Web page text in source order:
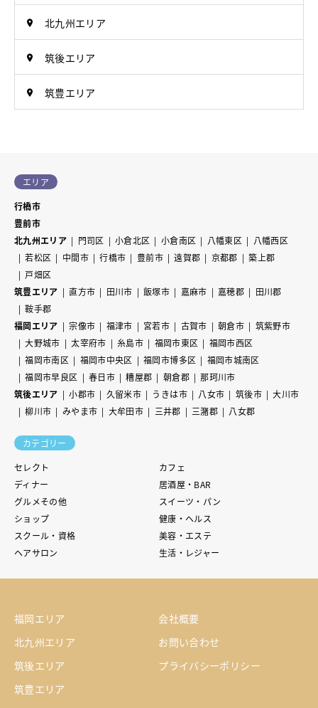
北九州エリア
筑後エリア
筑豊エリア
エリア
行橋市
豊前市
北九州エリア
門司区 小倉北区 小倉南区 八幡東区
八幡西区
若松区
中間市 行橋市 豊前市 遠賀郡 京都郡
築上郡
戸畑区
筑豊エリア
直方市 田川市 飯塚市 嘉麻市 嘉穂郡
田川郡
鞍手郡
福岡エリア
宗像市 福津市 宮若市 古賀市 朝倉市
筑紫野市
大野城市
太宰府市 糸島市 福岡市東区
福岡市西区
福岡市南区
福岡市中央区 福岡市博多区
福岡市城南区
福岡市早良区
春日市 糟屋郡 朝倉郡
那珂川市
筑後エリア
小郡市 久留米市 うきは市 八女市 筑後市
大川市
柳川市
みやま市 大牟田市 三井郡 三潴郡 八女郡
カテゴリー
セレクト
カフェ
ディナー
居酒屋・BAR
グルメその他
スイーツ・パン
ショップ
健康・ヘルス
スクール・資格
美容・エステ
ヘアサロン
生活・レジャー
福岡エリア
北九州エリア
筑後エリア
筑豊エリア
会社概要
お問い合わせ
プライバシーポリシー